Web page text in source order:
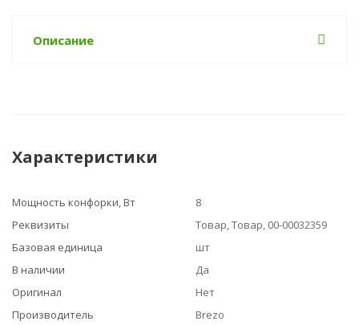
Описание
Характеристики
Мощность конфорки, Вт
8
Реквизиты
Товар, Товар, 00-00032359
Базовая единица
шт
В наличии
Да
Оригинал
Нет
Производитель
Brezo